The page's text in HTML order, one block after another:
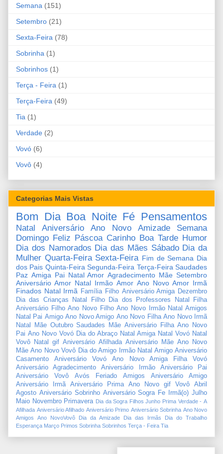
Semana (151)
Setembro (21)
Sexta-Feira (78)
Sobrinha (1)
Sobrinhos (1)
Terça - Feira (1)
Terça-Feira (49)
Tia (1)
Verdade (2)
Vovó (6)
Vovô (4)
Categorias Mais Vistas
Bom Dia Boa Noite Fé Pensamentos
Natal Aniversário Ano Novo Amizade
Semana
Domingo Feliz Páscoa Carinho Boa Tarde Humor
Dia dos Namorados Dia das Mães Sábado Dia da
Mulher Quarta-Feira Sexta-Feira Fim de Semana Dia
dos Pais Quinta-Feira Segunda-Feira Terça-Feira Saudades
Paz Amiga Pai Natal Amor Agradecimento Mãe Setembro
Aniversário Amor Natal Irmão Amor Ano Novo Amor Irmã
Finados Natal Irmã Família Filho Aniversário Amiga Dezembro
Dia das Crianças
Natal Filho Dia dos Professores
Natal Filha
Aniversário Filho Ano Novo Filho Ano Novo Irmão Natal Amigos
Natal Pai Amigo Ano Novo Amigo Ano Novo Filha Ano Novo Irmã
Natal Mãe Outubro Saudades Mãe Aniversário Filha Ano Novo
Pai Ano Novo Vovó Dia do Abraço Natal Amiga Natal Vovó Natal
Vovô
Natal gif Aniversário Afilhada Aniversário Mãe Ano Novo
Mãe Ano Novo Vovô Dia do Amigo Irmão Natal Amigo Aniversário
Casamento
Aniversário Vovó Ano Novo Amiga Filha
Vovó
Aniversário Agradecimento
Aniversário Irmão
Aniversário Pai
Aniversário Vovô
Avós Feriado Amigos
Aniversário Amigo
Aniversário Irmã
Aniversário Prima Ano Novo gif Vovô
Abril
Agosto Aniversário Sobrinho Aniversário Sogra Fe Irmã(o) Julho
Maio Novembro Primavera Dia da Sogra Filhos Junho Prima Verdade - A
Afilhada Aniversário Afilhado Aniversário Primo Aniversário Sobrinha Ano Novo
Amigos
Ano NovoVovô Dia da Amizade Dia das Irmãs
Dia do Trabalho
Esperança Março Primos Sobrinha Sobrinhos Terça - Feira Tia